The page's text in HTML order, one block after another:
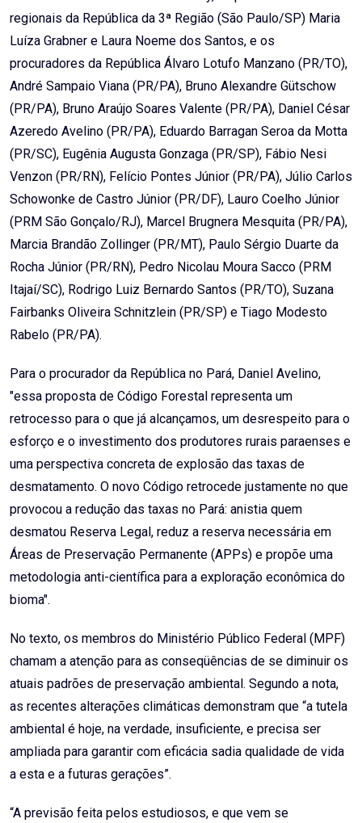
regionais da República da 3ª Região (São Paulo/SP) Maria
Luíza Grabner e Laura Noeme dos Santos, e os
procuradores da República Álvaro Lotufo Manzano (PR/TO),
André Sampaio Viana (PR/PA), Bruno Alexandre Gütschow
(PR/PA), Bruno Araújo Soares Valente (PR/PA), Daniel César
Azeredo Avelino (PR/PA), Eduardo Barragan Seroa da Motta
(PR/SC), Eugênia Augusta Gonzaga (PR/SP), Fábio Nesi
Venzon (PR/RN), Felício Pontes Júnior (PR/PA), Júlio Carlos
Schowonke de Castro Júnior (PR/DF), Lauro Coelho Júnior
(PRM São Gonçalo/RJ), Marcel Brugnera Mesquita (PR/PA),
Marcia Brandão Zollinger (PR/MT), Paulo Sérgio Duarte da
Rocha Júnior (PR/RN), Pedro Nicolau Moura Sacco (PRM
Itajaí/SC), Rodrigo Luiz Bernardo Santos (PR/TO), Suzana
Fairbanks Oliveira Schnitzlein (PR/SP) e Tiago Modesto
Rabelo (PR/PA).
Para o procurador da República no Pará, Daniel Avelino,
"essa proposta de Código Forestal representa um
retrocesso para o que já alcançamos, um desrespeito para o
esforço e o investimento dos produtores rurais paraenses e
uma perspectiva concreta de explosão das taxas de
desmatamento. O novo Código retrocede justamente no que
provocou a redução das taxas no Pará: anistia quem
desmatou Reserva Legal, reduz a reserva necessária em
Áreas de Preservação Permanente (APPs) e propõe uma
metodologia anti-científica para a exploração econômica do
bioma".
No texto, os membros do Ministério Público Federal (MPF)
chamam a atenção para as conseqüências de se diminuir os
atuais padrões de preservação ambiental. Segundo a nota,
as recentes alterações climáticas demonstram que “a tutela
ambiental é hoje, na verdade, insuficiente, e precisa ser
ampliada para garantir com eficácia sadia qualidade de vida
a esta e a futuras gerações”.
“A previsão feita pelos estudiosos, e que vem se